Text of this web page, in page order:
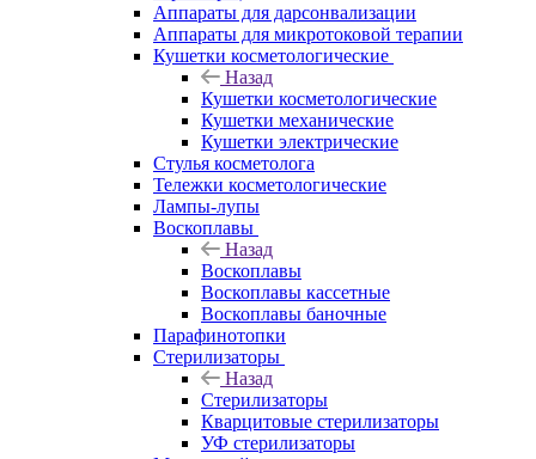
Аппараты для дарсонвализации
Аппараты для микротоковой терапии
Кушетки косметологические
Назад
Кушетки косметологические
Кушетки механические
Кушетки электрические
Стулья косметолога
Тележки косметологические
Лампы-лупы
Воскоплавы
Назад
Воскоплавы
Воскоплавы кассетные
Воскоплавы баночные
Парафинотопки
Стерилизаторы
Назад
Стерилизаторы
Кварцитовые стерилизаторы
УФ стерилизаторы